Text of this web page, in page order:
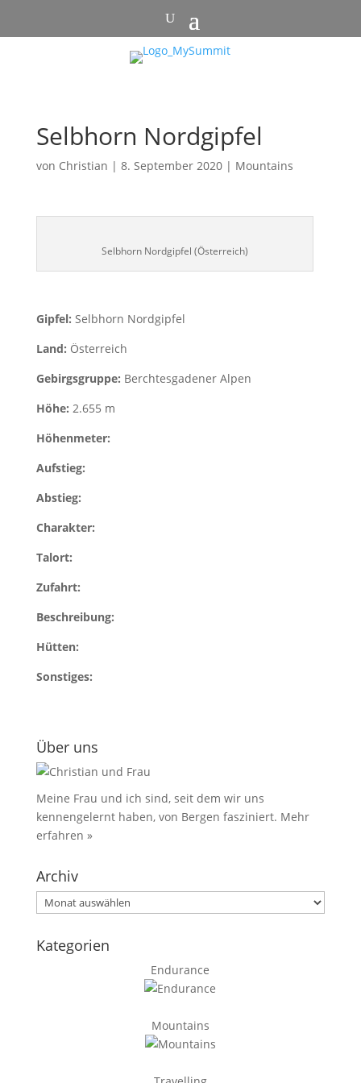
Selbhorn Nordgipfel
von Christian | 8. September 2020| Mountains
Selbhorn Nordgipfel (Österreich)
Gipfel: Selbhorn Nordgipfel
Land: Österreich
Gebirgsgruppe: Berchtesgadener Alpen
Höhe: 2.655 m
Höhenmeter:
Aufstieg:
Abstieg:
Charakter:
Talort:
Zufahrt:
Beschreibung:
Hütten:
Sonstiges:
Über uns
Meine Frau und ich sind, seit dem wir uns
kennengelernt haben, von Bergen fasziniert. Mehr
erfahren »
Archiv
Archiv
Kategorien
Endurance
Mountains